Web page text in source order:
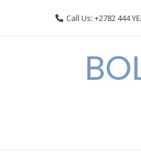
Call Us: +2782 444